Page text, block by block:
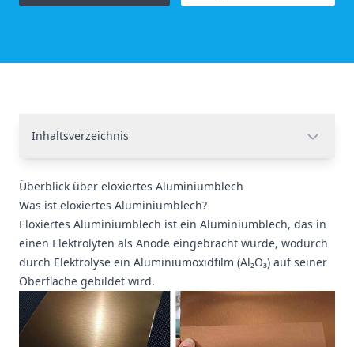
Inhaltsverzeichnis
Überblick über eloxiertes Aluminiumblech
Was ist eloxiertes Aluminiumblech?
Eloxiertes Aluminiumblech ist ein Aluminiumblech, das in
einen Elektrolyten als Anode eingebracht wurde, wodurch
durch Elektrolyse ein Aluminiumoxidfilm (Al₂O₃) auf seiner
Oberfläche gebildet wird.